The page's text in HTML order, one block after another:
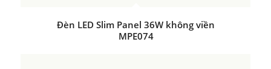
Đèn LED Slim Panel 36W không viền
MPE074